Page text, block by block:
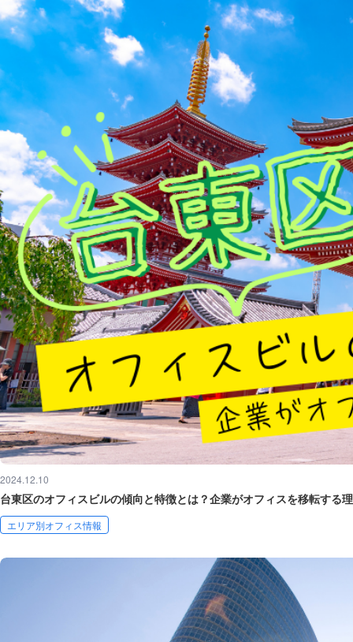
2024.12.10
台東区のオフィスビルの傾向と特徴とは？企業がオフィスを移転する
エリア別オフィス情報